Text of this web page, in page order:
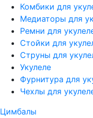
Комбики для
Медиаторы для
Ремни для
Стойки для
Струны для
Укулеле
Фурнитура для
Чехлы для
Цимбалы